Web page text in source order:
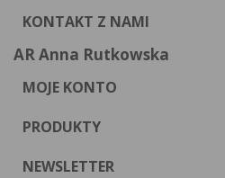
KONTAKT Z NAMI
AR Anna Rutkowska
MOJE KONTO
PRODUKTY
NEWSLETTER